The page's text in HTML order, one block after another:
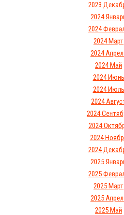
2023
2024
2024
2024 Март
2024
2024 Май
2024 Июнь
2024 Июль
2024
2024
2024
2024
2024
2025
2025
2025 Март
2025
2025 Май